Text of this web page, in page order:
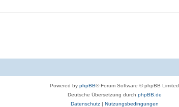
Powered by phpBB® Forum Software © phpBB Limited
Deutsche Übersetzung durch phpBB.de
Datenschutz| Nutzungsbedingungen